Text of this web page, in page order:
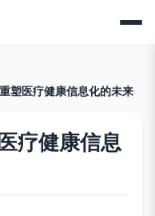
塑医疗健康信息化的未来
疗健康信息